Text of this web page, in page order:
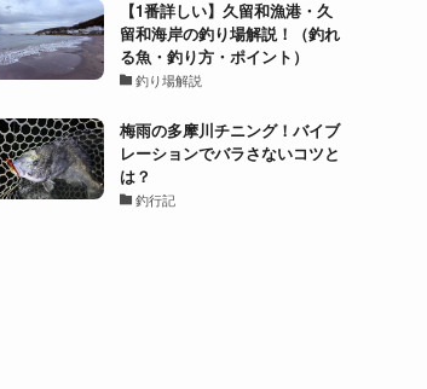
【1番詳しい】久留和漁港・久
留和海岸の釣り場解説！（釣れ
る魚・釣り方・ポイント）
釣り場解説
梅雨の多摩川チニング！バイブ
レーションでバラさないコツと
は？
釣行記